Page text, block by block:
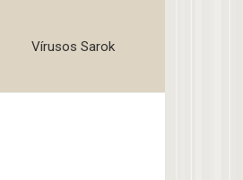
Vírusos Sarok